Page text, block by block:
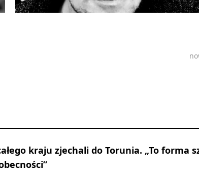
kraju zjechali do Torunia. „To forma